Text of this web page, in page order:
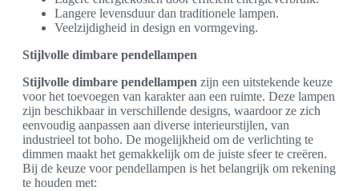
Langere levensduur dan traditionele lampen.
Veelzijdigheid in design en vormgeving.
Stijlvolle dimbare pendellampen
Stijlvolle dimbare pendellampen zijn een uitstekende keuze
voor het toevoegen van karakter aan een ruimte. Deze lampen
zijn beschikbaar in verschillende designs, waardoor ze zich
eenvoudig aanpassen aan diverse interieurstijlen, van
industrieel tot boho. De mogelijkheid om de verlichting te
dimmen maakt het gemakkelijk om de juiste sfeer te creëren.
Bij de keuze voor pendellampen is het belangrijk om rekening
te houden met: